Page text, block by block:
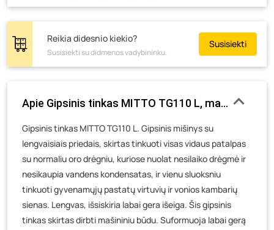
Skuodo g. 41, Mažeikiai- 55 vienetai
Žemaičių g. 2, Raseiniai- 50 vienetų
Pramonės g. 6E, Šilutė- 68 vienetai
Luokės g. 82, Telšiai- 72 vienetai
Veteranų g. 11, Visaginas- 143 vienetai
Baravykų g. 1, Druskininkai- 94 vienetai
Vilniaus g. 89D, Ukmergė - 105 vienetai
K. Donelaičio g. 17, Rokiškis - 63 vienetai
Šaltupės g. 64, Zarasai - 35 vienetai
Reikia didesnio kiekio?
Susisiekti su didmenos vadybininku.
Susisiekti
Apie Gipsinis tinkas MITTO TG110 L, mašininis, 30
Gipsinis tinkas MITTO TG110 L. Gipsinis mišinys su
lengvaisiais priedais, skirtas tinkuoti visas vidaus patalpas
su normaliu oro drėgniu, kuriose nuolat nesilaiko drėgmė ir
nesikaupia vandens kondensatas, ir vienu sluoksniu
tinkuoti gyvenamųjų pastatų virtuvių ir vonios kambarių
sienas. Lengvas, išsiskiria labai gera išeiga. Šis gipsinis
tinkas skirtas dirbti mašininiu būdu. Suformuoja labai gerą